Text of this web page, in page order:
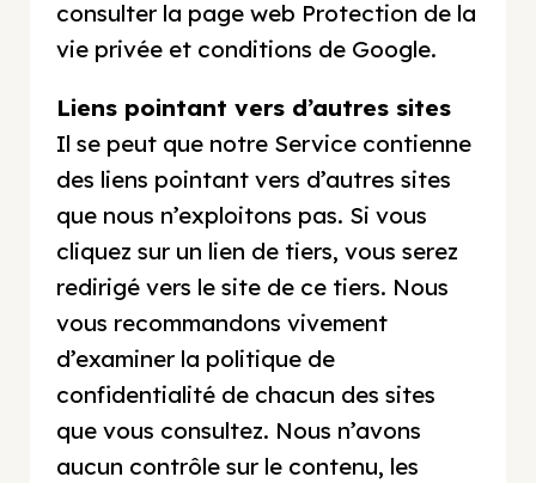
consulter la page web Protection de la
vie privée et conditions de Google.
Liens pointant vers d’autres sites
Il se peut que notre Service contienne
des liens pointant vers d’autres sites
que nous n’exploitons pas. Si vous
cliquez sur un lien de tiers, vous serez
redirigé vers le site de ce tiers. Nous
vous recommandons vivement
d’examiner la politique de
confidentialité de chacun des sites
que vous consultez. Nous n’avons
aucun contrôle sur le contenu, les